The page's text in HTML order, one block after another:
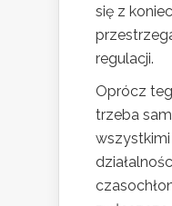
się z
regulacji.
Oprócz
trzeba